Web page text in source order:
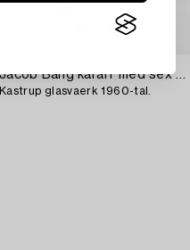
Jacob Bang karaff med sex glas,
Kastrup glasvaerk 1960-tal.